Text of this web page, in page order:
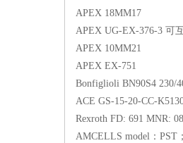
APEX 18MM17
APEX UG-EX-376-3 可
APEX 10MM21
APEX EX-751
Bonfiglioli BN90S4 230/
ACE GS-15-20-CC-
Rexroth FD: 691 MNR:
AMCELLS model：